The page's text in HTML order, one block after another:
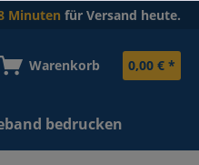
Minuten für Versand heute.
Warenkorb 0,00 € *
bedrucken